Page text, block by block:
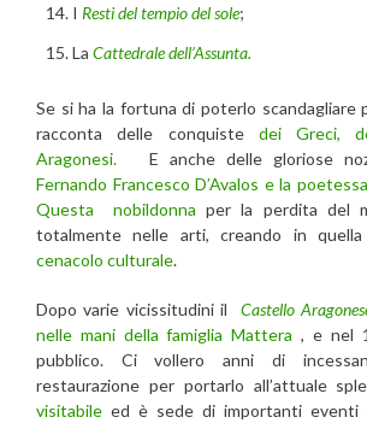
I Resti del tempio del sole;
La Cattedrale dell’Assunta.
Se si ha la fortuna di poterlo scandagliare
racconta delle conquiste dei Greci,
Aragonesi. E anche delle gloriose
Fernando Francesco D’Avalos e la
Questa nobildonna per la perdita del
totalmente nelle arti, creando in
cenacolo culturale.
Dopo varie vicissitudini il Castello
nelle mani della famiglia Mattera , e nel
pubblico. Ci vollero anni di
restaurazione per portarlo all’attuale
visitabile ed è sede di importanti eventi